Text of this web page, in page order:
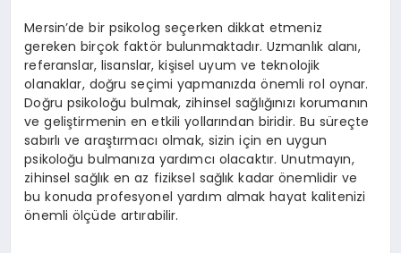
Mersin’de bir psikolog seçerken dikkat etmeniz
gereken birçok faktör bulunmaktadır. Uzmanlık alanı,
referanslar, lisanslar, kişisel uyum ve teknolojik
olanaklar, doğru seçimi yapmanızda önemli rol oynar.
Doğru psikoloğu bulmak, zihinsel sağlığınızı korumanın
ve geliştirmenin en etkili yollarından biridir. Bu süreçte
sabırlı ve araştırmacı olmak, sizin için en uygun
psikoloğu bulmanıza yardımcı olacaktır. Unutmayın,
zihinsel sağlık en az fiziksel sağlık kadar önemlidir ve
bu konuda profesyonel yardım almak hayat kalitenizi
önemli ölçüde artırabilir.